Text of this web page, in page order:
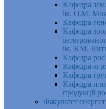
Кафедра
ім. О.М.
Кафедра
Кафедра
ім. Б.М.
Кафедра
Кафедра
Кафедра
Кафедра
продукції
Факультет